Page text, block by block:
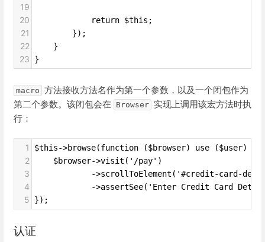
19
20
            return $this;
21
        });
22
    }
23 }
macro 方法接收方法名作为第一个参数，以及一个闭包作为
第二个参数。该闭包会在
Browser 实现上调用该宏方法时执
行：
1 $this->browse(function ($browser) use ($user) {
2
    $browser->visit('/pay')
3
->scrollToElement('#credit-card-
4
->assertSee('Enter Credit Card
5 });
认证